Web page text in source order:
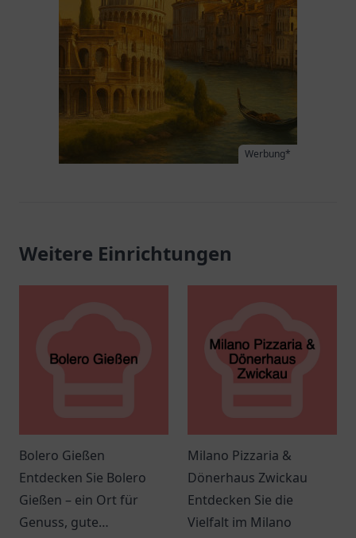
Werbung*
Weitere Einrichtungen
Bolero Gießen
Entdecken Sie Bolero
Gießen – ein Ort für
Genuss, gute
Milano Pizzaria &
Dönerhaus Zwickau
Entdecken Sie die
Vielfalt im Milano